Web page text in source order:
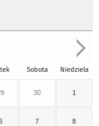
Sobota Niedziela
30 1
7 8